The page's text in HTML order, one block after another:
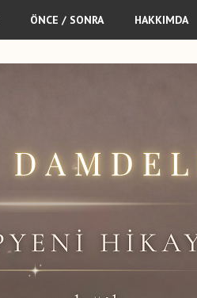
ÖNCE / SONRA HAKKIMDA